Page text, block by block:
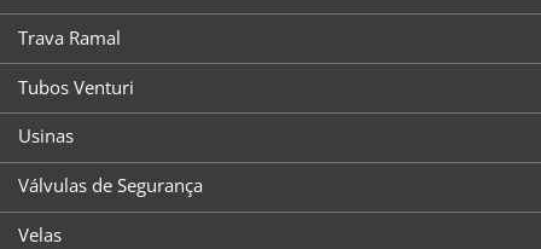
Trava Ramal
Tubos Venturi
Usinas
Válvulas de Segurança
Velas